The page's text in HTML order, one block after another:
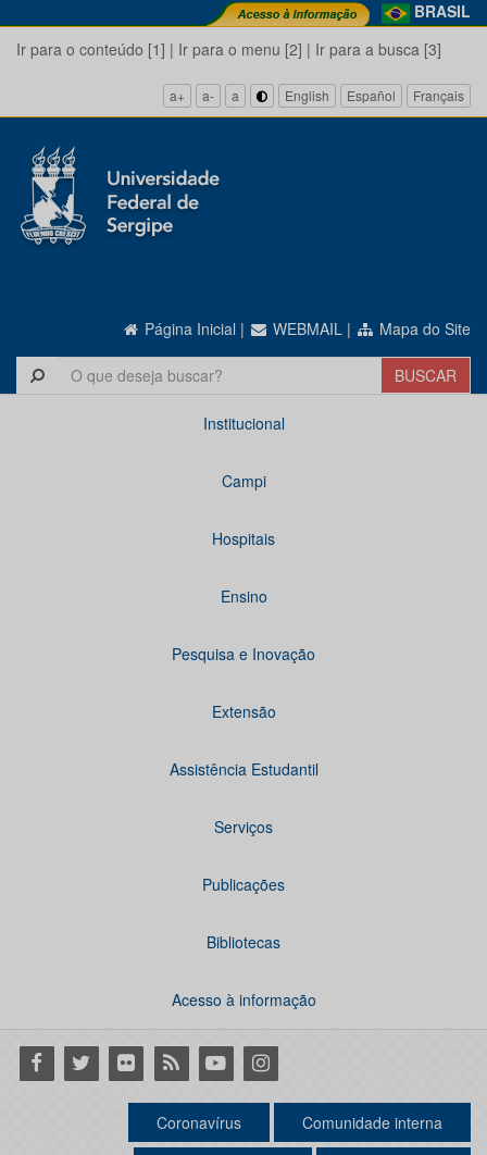
BRASIL
Ir para o conteúdo [1] | Ir para o menu [2] | Ir para a busca [3]
a+ a- a English Español Français
Página Inicial | WEBMAIL | Mapa do Site
Institucional
Campi
Hospitais
Ensino
Pesquisa e Inovação
Extensão
Assistência Estudantil
Serviços
Publicações
Bibliotecas
Acesso à informação
Facebook
Twitter Flickr RSS YoutubeInstagram
Coronavírus Comunidade interna